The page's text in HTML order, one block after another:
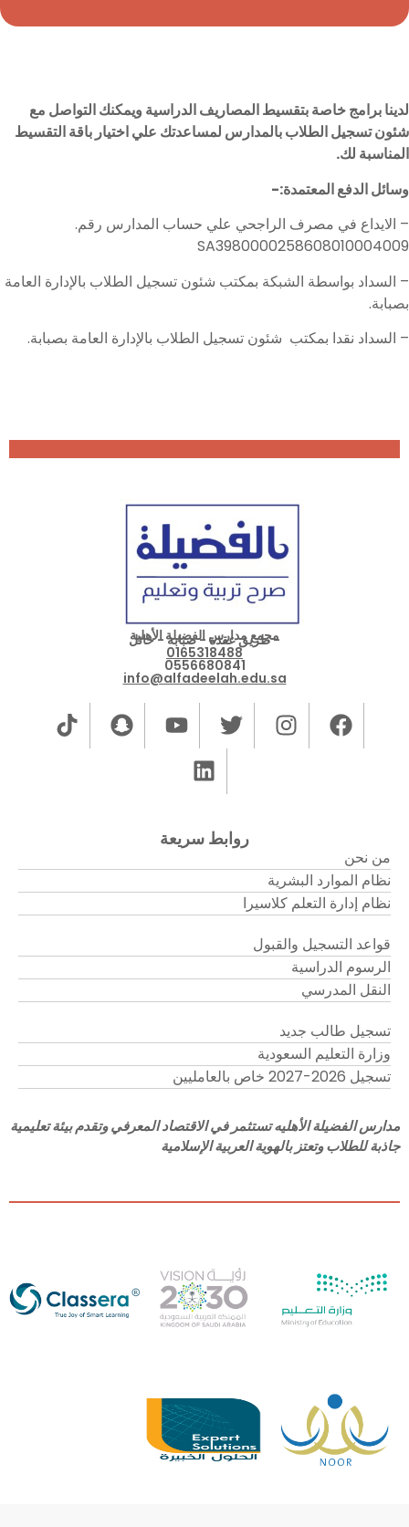
لدينا برامج خاصة بتقسيط المصاريف الدراسية ويمكنك التواصل مع
شئون تسجيل الطلاب بالمدارس لمساعدتك علي اختيار باقة التقسيط
المناسبة لك.
وسائل الدفع المعتمدة:-
– الايداع في مصرف الراجحي علي حساب المدارس رقم.
SA3980000258608010004009
– السداد بواسطة الشبكة بمكتب شئون تسجيل الطلاب بالإدارة العامة
بصبابة.
– السداد نقدا بمكتب شئون تسجيل الطلاب بالإدارة العامة بصبابة.
مجمع مدارس الفضيلة الأهلية
- طريق عقدة - صبابة - حائل
0165318488
0556680841
info@alfadeelah.edu.sa
روابط سريعة
من نحن
نظام الموارد البشرية
نظام إدارة التعلم كلاسيرا
قواعد التسجيل والقبول
الرسوم الدراسية
النقل المدرسي
تسجيل طالب جديد
وزارة التعليم السعودية
تسجيل 2026-2027 خاص بالعامليين
مدارس الفضيلة الأهليه تستثمر في الاقتصاد المعرفي وتقدم بيئة تعليمية
جاذبة للطلاب وتعتز بالهوية العربية الإسلامية